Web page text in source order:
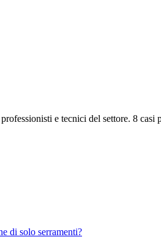
e tecnici del settore. 8 casi
di solo serramenti?